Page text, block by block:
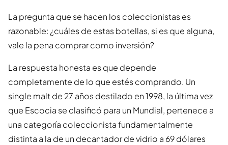
La pregunta que se hacen los coleccionistas es
razonable: ¿cuáles de estas botellas, si es que alguna,
vale la pena comprar como inversión?
La respuesta honesta es que depende
completamente de lo que estés comprando. Un
single malt de 27 años destilado en 1998, la última vez
que Escocia se clasificó para un Mundial, pertenece a
una categoría coleccionista fundamentalmente
distinta a la de un decantador de vidrio a 69 dólares